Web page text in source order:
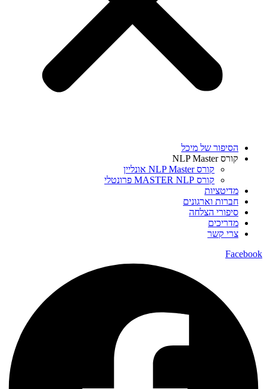
הסיפור של מיכל
קורס NLP Master
קורס NLP Master אונליין
קורס MASTER NLP פרונטלי
מדיטציות
חברות וארגונים
סיפורי הצלחה
מדריכים
צרי קשר
Facebook